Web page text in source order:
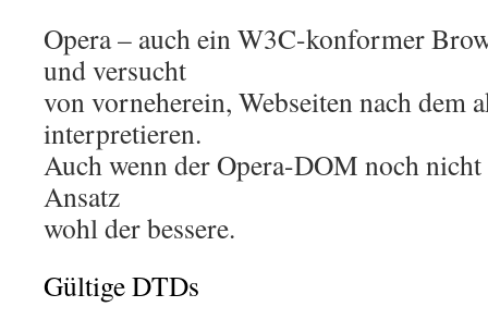
Opera – auch ein W3C-konformer
und versucht
von vorneherein, Webseiten nach dem
interpretieren.
Auch wenn der Opera-DOM noch
Ansatz
wohl der bessere.
Gültige DTDs